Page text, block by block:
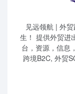
见远领航 | 外
生！ 提供外贸进
台，资源，信息
跨境B2C, 外贸